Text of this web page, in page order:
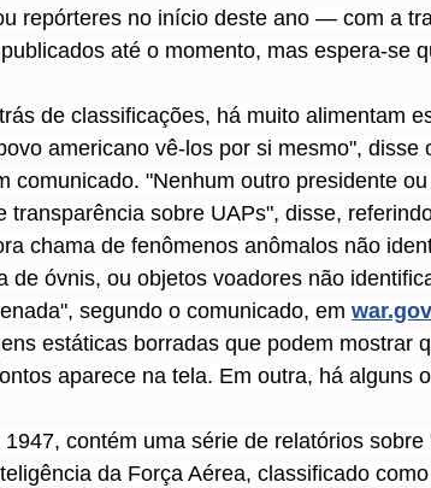
repórteres no início deste ano — com a
até o momento, mas espera-se
de classificações, há muito alimentam
americano vê-los por si mesmo", disse
comunicado. "Nenhum outro presidente
transparência sobre UAPs", disse,
chama de fenômenos anômalos não
de óvnis, ou objetos voadores não
segundo o comunicado, em
estáticas borradas que podem mostrar
aparece na tela. Em outra, há alguns
contém uma série de relatórios sobre
da Força Aérea, classificado